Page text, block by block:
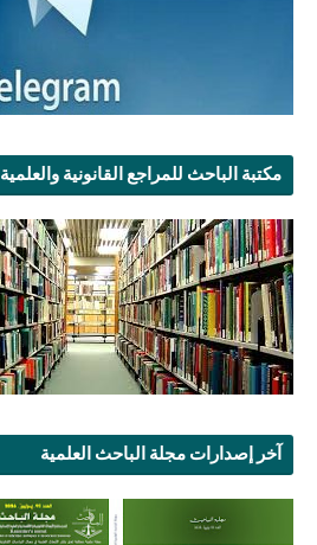
مكتبة الباحث للمراجع القانونية والعلمية
آخر إصدارات مجلة الباحث العلمية